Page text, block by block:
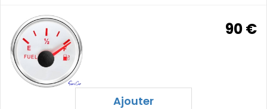
90 €
Ajouter